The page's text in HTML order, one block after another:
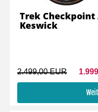
2.499,00 EUR
Trek Checkpoint
Keswick